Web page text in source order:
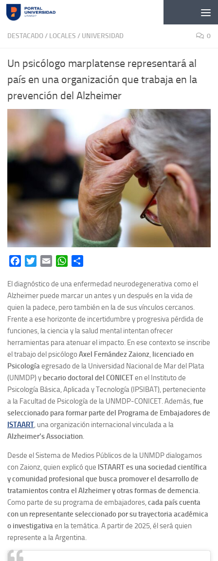
Skip to content
DESTACADO/ LOCALES / UNIVERSIDAD 0
Un psicólogo marplatense representará al
país en una organización que trabaja en la
prevención del Alzheimer
FacebookTwitterEmail WhatsApp
El diagnóstico de una enfermedad neurodegenerativa como el
Alzheimer puede marcar un antes y un después en la vida de
quien la padece, pero también en la de sus vínculos cercanos.
Frente a ese horizonte de incertidumbre y progresiva pérdida de
funciones, la ciencia y la salud mental intentan ofrecer
herramientas para atenuar el impacto. En ese contexto se inscribe
el trabajo del psicólogo Axel Fernández Zaionz licenciado en
Psicología egresado de la Universidad Nacional de Mar del Plata
(UNMDP) y becario doctoral del CONICETen el Instituto de
Psicología Básica, Aplicada y Tecnología (IPSIBAT), perteneciente
a la Facultad de Psicología de la UNMDP-CONICET. Además, fue
seleccionado para formar parte del Programa de Embajadores de
ISTAART , una organización internacional vinculada a la
Alzheimer’s Association
Desde el Sistema de Medios Públicos de la UNMDP dialogamos
con Zaionz, quien explicó que ISTAART es una sociedad científica
y comunidad profesional que busca promover el desarrollo de
tratamientos contra el Alzheimer y otras formas de demencia
Como parte de su programa de embajadores, cada país cuenta
con un representante seleccionado por su trayectoria académica
o investigativa en la temática. A partir de 2025, él será quien
represente a la Argentina.